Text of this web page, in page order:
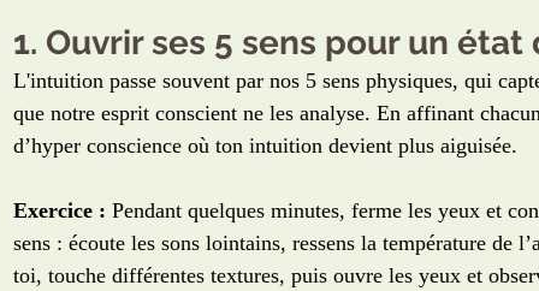
1. Ouvrir ses 5 sens pour un
L'intuition passe souvent par nos 5 sens physiques, qui
que notre esprit conscient ne les analyse. En affinant
d’hyper conscience où ton intuition devient plus aiguisée.
Exercice : Pendant quelques minutes, ferme les yeux et
sens : écoute les sons lointains, ressens la température de
toi, touche différentes textures, puis ouvre les yeux et